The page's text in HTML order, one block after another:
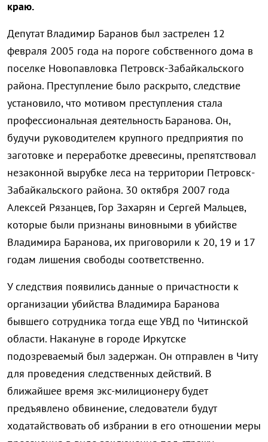
краю.
Депутат Владимир Баранов был застрелен 12
февраля 2005 года на пороге собственного дома в
поселке Новопавловка Петровск-Забайкальского
района. Преступление было раскрыто, следствие
установило, что мотивом преступления стала
профессиональная деятельность Баранова. Он,
будучи руководителем крупного предприятия по
заготовке и переработке древесины, препятствовал
незаконной вырубке леса на территории Петровск-
Забайкальского района. 30 октября 2007 года
Алексей Рязанцев, Гор Захарян и Сергей Мальцев,
которые были признаны виновными в убийстве
Владимира Баранова, их приговорили к 20, 19 и 17
годам лишения свободы соответственно.
У следствия появились данные о причастности к
организации убийства Владимира Баранова
бывшего сотрудника тогда еще УВД по Читинской
области. Накануне в городе Иркутске
подозреваемый был задержан. Он отправлен в Читу
для проведения следственных действий. В
ближайшее время экс-милиционеру будет
предъявлено обвинение, следователи будут
ходатайствовать об избрании в его отношении меры